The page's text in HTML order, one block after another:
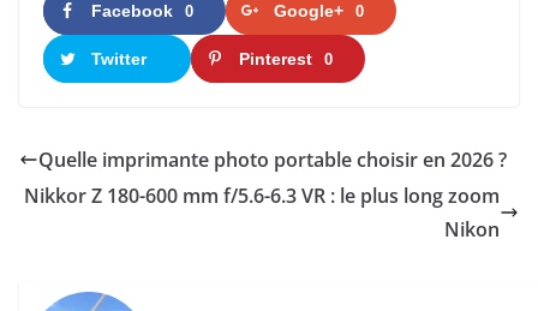
Facebook 0 Google+ 0
Twitter Pinterest 0
Quelle imprimante photo portable choisir en 2026 ?
Nikkor Z 180-600 mm f/5.6-6.3 VR : le plus long zoom
Nikon